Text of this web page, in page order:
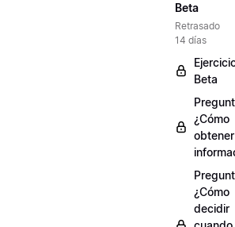
Beta
Retrasado
14 días
Beta
¿Cómo
obtener
¿Cómo
decidir